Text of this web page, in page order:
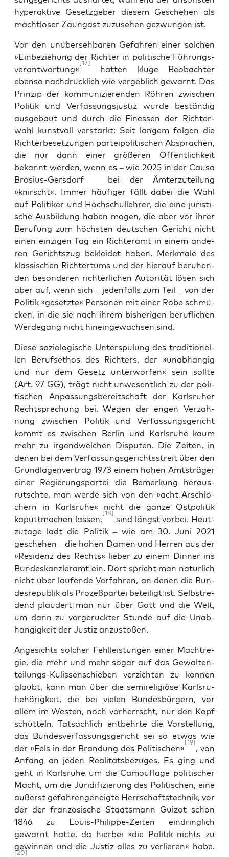
hyper­ak­ti­ve Gesetz­ge­ber die­sem Gesche­hen als
macht­lo­ser Zaun­gast zuzu­se­hen gezwun­gen ist.
Vor den unüber­seh­ba­ren Gefah­ren einer sol­chen
»Ein­be­zie­hung der Rich­ter in poli­ti­sche Füh­rungs­
ver­ant­wor­tung«
[17]
hat­ten klu­ge Beob­ach­ter
eben­so nach­drück­lich wie ver­geb­lich gewarnt. Das
Prin­zip der kom­mu­ni­zie­ren­den Röh­ren zwi­schen
Poli­tik und Ver­fas­sungs­jus­tiz wur­de bestän­dig
aus­ge­baut und durch die Fines­sen der Rich­ter­
wahl kunst­voll ver­stärkt: Seit lan­gem fol­gen die
Rich­ter­be­set­zun­gen par­tei­po­li­ti­schen Abspra­chen,
die nur dann einer grö­ße­ren Öffent­lich­keit
bekannt wer­den, wenn es – wie 2025 in der Cau­sa
Bro­si­us-Gers­dorf – bei der Ämter­zu­tei­lung
»knirscht«. Immer häu­fi­ger fällt dabei die Wahl
auf Poli­ti­ker und Hoch­schul­leh­rer, die eine juris­ti­
sche Aus­bil­dung haben mögen, die aber vor ihrer
Beru­fung zum höchs­ten deut­schen Gericht nicht
einen ein­zi­gen Tag ein Rich­ter­amt in einem ande­
ren Gerichts­zug beklei­det haben. Merk­ma­le des
klas­si­schen Rich­ter­tums und der hier­auf beru­hen­
den beson­de­ren rich­ter­li­chen Auto­ri­tät lösen sich
aber auf, wenn sich – jeden­falls zum Teil – von der
Poli­tik »gesetz­te« Per­so­nen mit einer Robe schmü­
cken, in die sie nach ihrem bis­he­ri­gen beruf­li­chen
Wer­de­gang nicht hin­ein­ge­wach­sen sind.
Die­se sozio­lo­gi­sche Unter­spü­lung des tra­di­tio­nel­
len Berufs­ethos des Rich­ters, der »unab­hän­gig
und nur dem Gesetz unter­wor­fen« sein soll­te
(Art. 97 GG), trägt nicht unwe­sent­lich zu der poli­
ti­schen Anpas­sungs­be­reit­schaft der Karls­ru­her
Recht­spre­chung bei. Wegen der engen Ver­zah­
nung zwi­schen Poli­tik und Ver­fas­sungs­ge­richt
kommt es zwi­schen Ber­lin und Karls­ru­he kaum
mehr zu irgend­wel­chen Dis­pu­ten. Die Zei­ten, in
denen bei dem Ver­fas­sungs­ge­richts­streit über den
Grund­la­gen­ver­trag 1973 einem hohen Amts­trä­ger
einer Regie­rungs­par­tei die Bemer­kung her­aus­
rutsch­te, man wer­de sich von den »acht Arsch­lö­
chern in Karls­ru­he« nicht die gan­ze Ost­po­li­tik
kaputt­ma­chen las­sen,
[18]
sind längst vor­bei. Heut­
zu­ta­ge lädt die Poli­tik – wie am 30. Juni 2021
gesche­hen – die hohen Damen und Her­ren aus der
»Resi­denz des Rechts« lie­ber zu einem Din­ner ins
Bun­des­kanz­ler­amt ein. Dort spricht man natür­lich
nicht über lau­fen­de Ver­fah­ren, an denen die Bun­
des­re­pu­blik als Pro­zeß­par­tei betei­ligt ist. Selbst­re­
dend plau­dert man nur über Gott und die Welt,
um dann zu vor­ge­rück­ter Stun­de auf die Unab­
hän­gig­keit der Jus­tiz anzustoßen.
Ange­sichts sol­cher Fehl­leis­tun­gen einer Macht­re­
gie, die mehr und mehr sogar auf das Gewal­ten­
tei­lungs-Kulis­sen­schie­ben ver­zich­ten zu kön­nen
glaubt, kann man über die semi­re­li­giö­se Karls­ru­
he­hö­rig­keit, die bei vie­len Bun­des­bür­gern, vor
allem im Wes­ten, noch vor­herrscht, nur den Kopf
schüt­teln. Tat­säch­lich ent­behr­te die Vor­stel­lung,
das Bun­des­ver­fas­sungs­ge­richt sei so etwas wie
der »Fels in der Bran­dung des Poli­ti­schen«
[19]
, von
Anfang an jeden Rea­li­täts­be­zu­ges. Es ging und
geht in Karls­ru­he um die Camou­fla­ge poli­ti­scher
Macht, um die Juri­di­fi­zie­rung des Poli­ti­schen, eine
äußerst gefah­ren­ge­neig­te Herr­schafts­tech­nik, vor
der der fran­zö­si­sche Staats­mann Gui­zot schon
1846 zu Lou­is-Phil­ip­pe-Zei­ten ein­dring­lich
gewarnt hat­te, da hier­bei »die Poli­tik nichts zu
gewin­nen und die Jus­tiz alles zu ver­lie­ren« habe.
[20]